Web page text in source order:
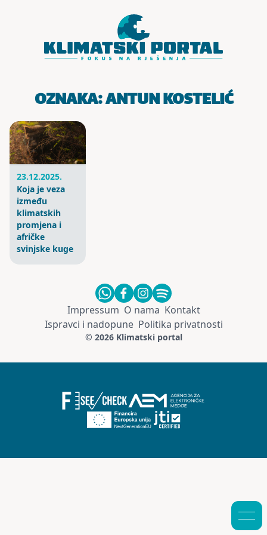
OZNAKA:ANTUN KOSTELIĆ
23.12.2025.
Koja je veza
između
klimatskih
promjena i
afričke
svinjske kuge
Impressum O nama Kontakt
Ispravci i nadopune Politika privatnosti
© 2026 Klimatski portal